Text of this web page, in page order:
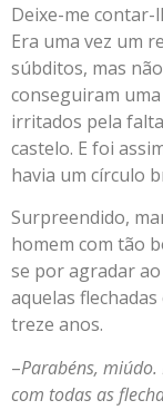
Deixe-me
Era uma vez um
súbditos, mas
conseguiram
irritados pela
castelo. E foi
havia um círculo
Surpreendido,
homem com tão
se por agradar
aquelas
treze anos.
–Parabéns, miúdo.
com todas as